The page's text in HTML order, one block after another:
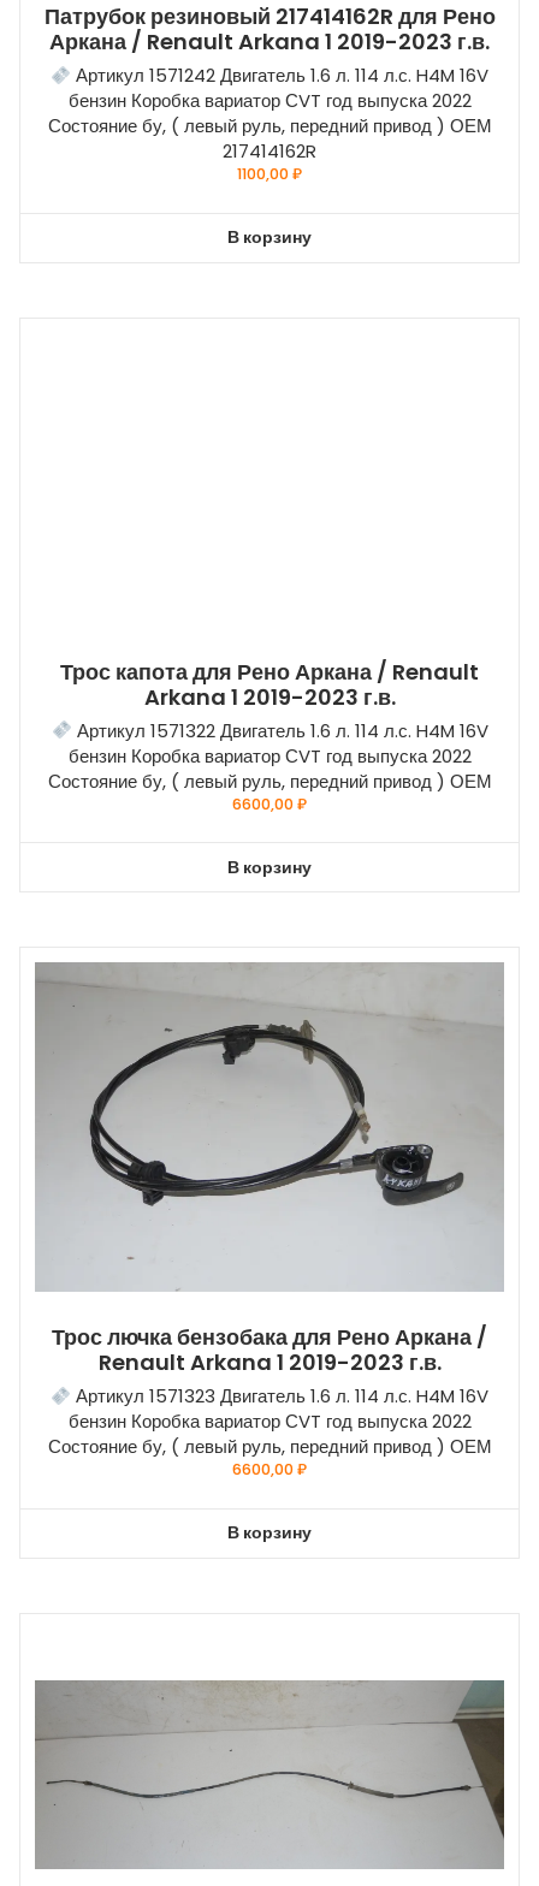
Патрубок резиновый 217414162R для Рено
Аркана / Renault Arkana 1 2019-2023 г.в.
Артикул 1571242 Двигатель 1.6 л. 114 л.с. H4M 16V
бензин Коробка вариатор СVT год выпуска 2022
Состояние бу, ( левый руль, передний привод ) ОЕМ
217414162R
1100,00₽
В корзину
Трос капота для Рено Аркана / Renault
Arkana 1 2019-2023 г.в.
Артикул 1571322 Двигатель 1.6 л. 114 л.с. H4M 16V
бензин Коробка вариатор СVT год выпуска 2022
Состояние бу, ( левый руль, передний привод ) ОЕМ
6600,00₽
В корзину
Трос лючка бензобака для Рено Аркана /
Renault Arkana 1 2019-2023 г.в.
Артикул 1571323 Двигатель 1.6 л. 114 л.с. H4M 16V
бензин Коробка вариатор СVT год выпуска 2022
Состояние бу, ( левый руль, передний привод ) ОЕМ
6600,00₽
В корзину